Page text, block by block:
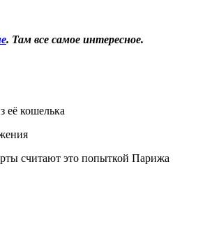
. Там все самое интересное.
её кошелька
считают это попыткой Парижа